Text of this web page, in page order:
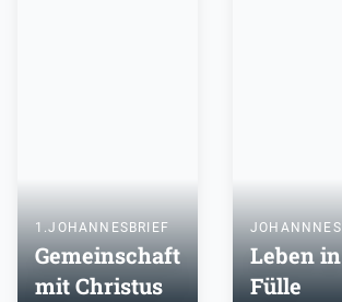
1.JOHANNESBRIEF
Gemeinschaft
mit Christus
JOHANNNES
Leben in
Fülle